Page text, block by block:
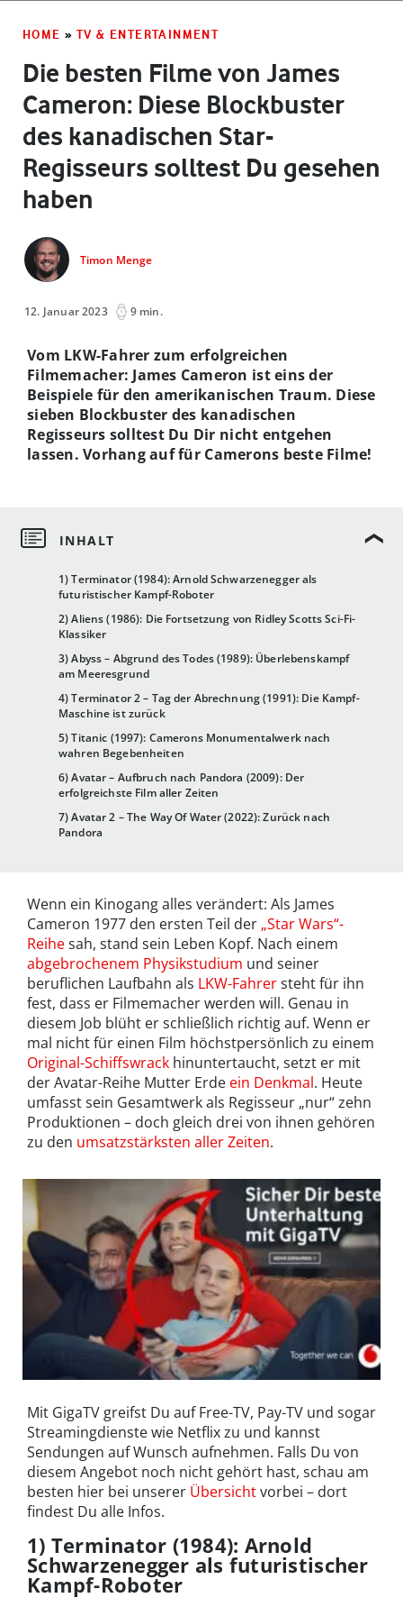
HOME » TV & ENTERTAINMENT
Die besten Filme von James
Cameron: Diese Blockbuster
des kanadischen Star-
Regisseurs solltest Du gesehen
haben
Timon Menge
12. Januar 2023 9 min.
1) Terminator (1984): Arnold Schwarzenegger als
futuristischer Kampf-Roboter
2) Aliens (1986): Die Fortsetzung von Ridley Scotts Sci-Fi-
Klassiker
3) Abyss – Abgrund des Todes (1989): Überlebenskampf
am Meeresgrund
4) Terminator 2 – Tag der Abrechnung (1991): Die Kampf-
Maschine ist zurück
5) Titanic (1997): Camerons Monumentalwerk nach
wahren Begebenheiten
6) Avatar – Aufbruch nach Pandora (2009): Der
erfolgreichste Film aller Zeiten
7) Avatar 2 – The Way Of Water (2022): Zurück nach
Pandora
Vom LKW-Fahrer zum erfolgreichen
Filmemacher: James Cameron ist eins der
Beispiele für den amerikanischen Traum. Diese
sieben Blockbuster des kanadischen
Regisseurs solltest Du Dir nicht entgehen
lassen. Vorhang auf für Camerons beste Filme!
Wenn ein Kinogang alles verändert: Als James
Cameron 1977 den ersten Teil der „Star Wars“-
Reihesah, stand sein Leben Kopf. Nach einem
abgebrochenem Physikstudium und seiner
beruflichen Laufbahn als LKW-Fahrersteht für ihn
fest, dass er Filmemacher werden will. Genau in
diesem Job blüht er schließlich richtig auf. Wenn er
mal nicht für einen Film höchstpersönlich zu einem
Original-Schiffswrack hinuntertaucht, setzt er mit
der Avatar-Reihe Mutter Erde ein Denkmal. Heute
umfasst sein Gesamtwerk als Regisseur „nur“ zehn
Produktionen – doch gleich drei von ihnen gehören
zu den umsatzstärksten aller Zeiten.
Mit GigaTV greifst Du auf Free-TV, Pay-TV und sogar
Streamingdienste wie Netflix zu und kannst
Sendungen auf Wunsch aufnehmen. Falls Du von
diesem Angebot noch nicht gehört hast, schau am
besten hier bei unserer Übersichtvorbei – dort
findest Du alle Infos.
1) Terminator (1984): Arnold
Schwarzenegger als futuristischer
Kampf-Roboter